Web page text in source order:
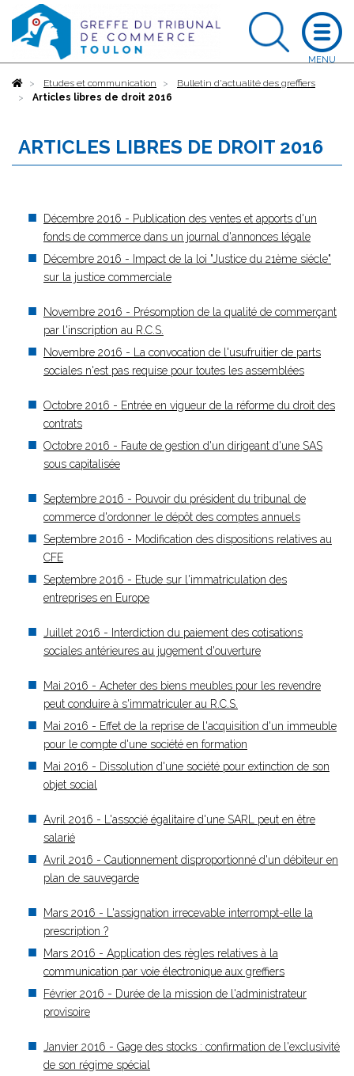
AccueilEtudes et communication
Bulletin d'actualité des greffiers
Articles libres de droit 2016
ARTICLES LIBRES DE DROIT 2016
Décembre 2016 - Publication des ventes et apports d'un
fonds de commerce dans un journal d'annonces légale
Décembre 2016 - Impact de la loi "Justice du 21ème siécle"
sur la justice commerciale
Novembre 2016 - Présomption de la qualité de commerçant
par l'inscription au R.C.S.
Novembre 2016 - La convocation de l'usufruitier de parts
sociales n'est pas requise pour toutes les assemblées
Octobre 2016 - Entrée en vigueur de la réforme du droit des
contrats
Octobre 2016 - Faute de gestion d'un dirigeant d'une SAS
sous capitalisée
Septembre 2016 - Pouvoir du président du tribunal de
commerce d'ordonner le dépôt des comptes annuels
Septembre 2016 - Modification des dispositions relatives au
CFE
Septembre 2016 - Etude sur l'immatriculation des
entreprises en Europe
Juillet 2016 - Interdiction du paiement des cotisations
sociales antérieures au jugement d'ouverture
Mai 2016 - Acheter des biens meubles pour les revendre
peut conduire à s'immatriculer au R.C.S.
Mai 2016 - Effet de la reprise de l'acquisition d'un immeuble
pour le compte d'une société en formation
Mai 2016 - Dissolution d'une société pour extinction de son
objet social
Avril 2016 - L'associé égalitaire d'une SARL peut en être
salarié
Avril 2016 - Cautionnement disproportionné d'un débiteur en
plan de sauvegarde
Mars 2016 - L'assignation irrecevable interrompt-elle la
prescription ?
Mars 2016 - Application des règles relatives à la
communication par voie électronique aux greffiers
Février 2016 - Durée de la mission de l'administrateur
provisoire
Janvier 2016 - Gage des stocks : confirmation de l'exclusivité
de son régime spécial